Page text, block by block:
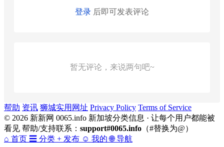
登录 后即可发表评论
暂无评论，来说两句吧~
帮助 资讯 狮城实用网址 Privacy Policy Terms of Service
© 2026 新新网 0065.info 新加坡分类信息 · 让每个用户都能被
看见 帮助/支持联系： support#0065.info （#替换为@）
⌂ 首页 ☰ 分类 + 发布 ☺ 我的 🌐 导航